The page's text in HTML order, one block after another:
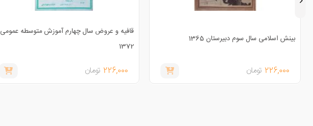
بینش اسلامی سال سوم دبیرستان 1365
226,000 تومان
قافیه و عروض سال چهارم آموزش متوسطه عمومی
1372
226,000 تومان